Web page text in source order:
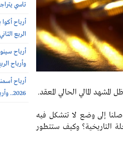
المالي الحالي المعقد.
إلى وضع لا تتشكل فيه
التاريخية؟ وكيف ستتطور
تاسي يتراجع 0.7% عند 10812 نقطة.. بتداولات
الربع الثاني 308.4 مليون ريال
وأرباح الربع
2026.. وأرباح الربع الثاني 102 مليون ريال (+7%)